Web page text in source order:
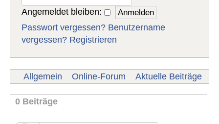
Angemeldet bleiben:
Passwort vergessen? Benutzername
vergessen? Registrieren
Allgemein Online-Forum Aktuelle Beiträge
0 Beiträge